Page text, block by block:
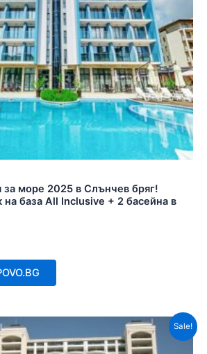
за море 2025 в Слънчев бряг!
база All Inclusive + 2 басейна в
Sale!